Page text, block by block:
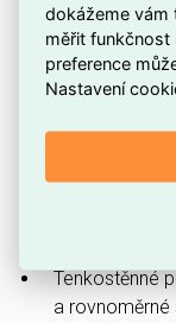
V
umožňuje
Dodávána v
běžném
Tenkostěnné
a rovnoměrné
dokážeme vám
měřit funkčnost
preference
Nastavení